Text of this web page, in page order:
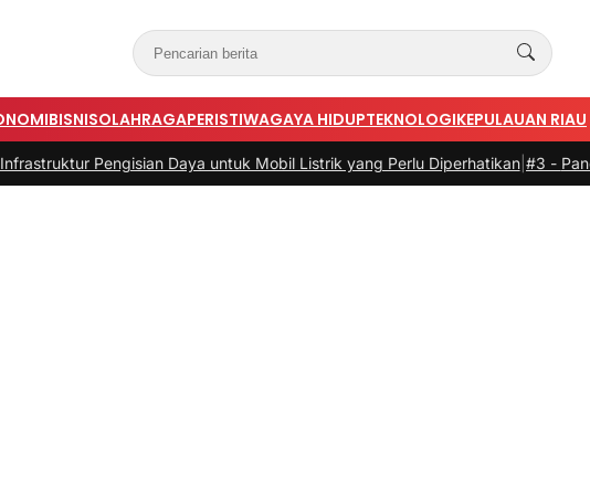
BISNISOLAHRAGAPERISTIWAGAYA HIDUPTEKNOLOGIKEPULAUAN RIAU
Daya untuk Mobil Listrik yang Perlu Diperhatikan|#3 -Panduan